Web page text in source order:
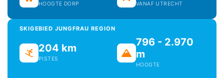
HOOGTE DORP VANAF UTRECHT
SKIGEBIED JUNGFRAU REGION
204 km
PISTES
796 - 2.970
m
HOOGTE